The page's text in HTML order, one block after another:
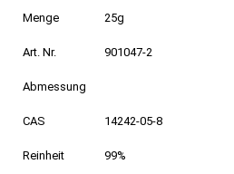
Menge 25g
Art. Nr. 901047-2
Abmessung
CAS 14242-05-8
Reinheit
99%